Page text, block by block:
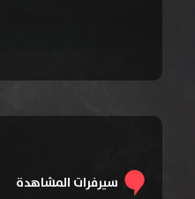
سيرفرات المشاهدة